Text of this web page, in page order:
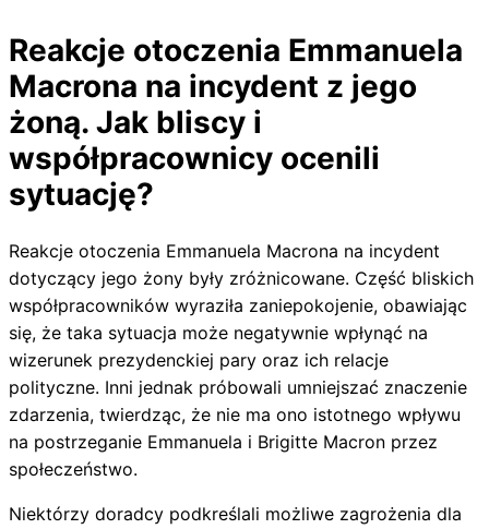
Reakcje otoczenia Emmanuela
Macrona na incydent z jego
żoną. Jak bliscy i
współpracownicy ocenili
sytuację?
Reakcje otoczenia Emmanuela Macrona na incydent
dotyczący jego żony były zróżnicowane. Część bliskich
współpracowników wyraziła zaniepokojenie, obawiając
się, że taka sytuacja może negatywnie wpłynąć na
wizerunek prezydenckiej pary oraz ich relacje
polityczne. Inni jednak próbowali umniejszać znaczenie
zdarzenia, twierdząc, że nie ma ono istotnego wpływu
na postrzeganie Emmanuela i Brigitte Macron przez
społeczeństwo.
Niektórzy doradcy podkreślali możliwe zagrożenia dla